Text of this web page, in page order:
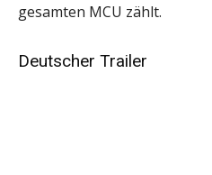
gesamten MCU zählt.
Deutscher Trailer